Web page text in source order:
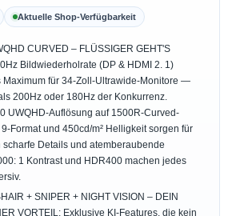
Aktuelle Shop-Verfügbarkeit
CURVED – FLÜSSIGER GEHT'S
Bildwiederholrate (DP & HDMI 2. 1)
Maximum für 34-Zoll-Ultrawide-Monitore —
200Hz oder 180Hz der Konkurrenz.
UWQHD-Auflösung auf 1500R-Curved-
9-Format und 450cd/m² Helligkeit sorgen für
scharfe Details und atemberaubende
1 Kontrast und HDR400 machen jedes
+ SNIPER + NIGHT VISION – DEIN
VORTEIL: Exklusive KI-Features, die kein